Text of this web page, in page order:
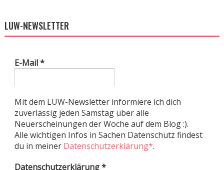
LUW-NEWSLETTER
E-Mail*
Mit dem LUW-Newsletter informiere ich dich
zuverlässig jeden Samstag über alle
Neuerscheinungen der Woche auf dem Blog :).
Alle wichtigen Infos in Sachen Datenschutz findest
du in meiner Datenschutzerklärung*.
Datenschutzerklärung*